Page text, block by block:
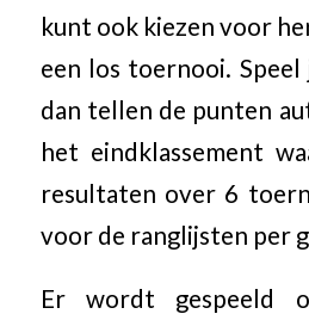
kunt ook kiezen voor
een los toernooi. Speel
dan tellen de punten
het eindklassement
resultaten over 6
voor de ranglijsten per
Er wordt gespeeld